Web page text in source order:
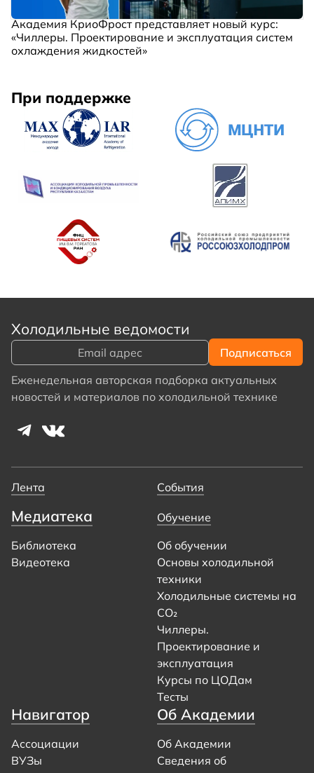
Академия КриоФрост представляет новый курс:
«Чиллеры. Проектирование и эксплуатация систем
охлаждения жидкостей»
При поддержке
Холодильные ведомости
Еженедельная авторская подборка актуальных
новостей и материалов по холодильной технике
Лента События
Медиатека
Библиотека
Видеотека
Обучение
Об обучении
Основы холодильной
техники
Холодильные системы на
CO₂
Чиллеры.
Проектирование и
эксплуатация
Курсы по ЦОДам
Тесты
Навигатор
Ассоциации
ВУЗы
Об Академии
Об Академии
Сведения об